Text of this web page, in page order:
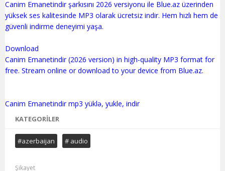
Canim Emanetindir şarkısını 2026 versiyonu ile Blue.az üzerinden
yüksek ses kalitesinde MP3 olarak ücretsiz indir. Hem hızlı hem de
güvenli indirme deneyimi yaşa.
Download
Canim Emanetindir (2026 version) in high-quality MP3 format for
free. Stream online or download to your device from Blue.az.
KATEGORILER
#azerbaijan # audio
Şikayet